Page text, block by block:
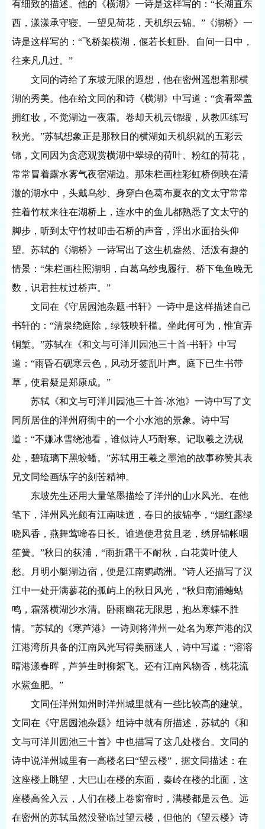
有细致的描述。他的《横湖》一诗是这样写的：“长湖直东
西，漾漾承守寝。一望见荷花，天机织云锦。”《湖桥》一
诗是这样写的：“飞桥架横湖，偃若长虹卧。自问一日中，
往来凡几过。”
文同的诗给了东坡无限的遐想，他在密州遥想着那横
湖的秀美。他在给文同的和诗《横湖》中写道： “贪看翠盖
拥红妆，不觉湖边一夜霜。卷却天机云锦缎，从教匹练写
秋光。”苏轼想象正是那秋日的横湖如天机织就的五彩云
锦，文同因为贪恋观赏横湖中翠绿的荷叶、粉红的荷花，
常常冒着露水雾气夜宿湖边。那朱栏画柱彩虹桥倒映在清
澈的湖水中，头戴乌纱、身穿白色葛布夏衣的文太守常常
拄着竹杖来往在湖桥上，连水中的鱼儿都熟悉了文太守的
脚步，听到太守竹杖叩击石桥的声音，浮出水面抬头仰
望。苏轼的《湖桥》一诗写出了这生机盎然、活泼有趣的
情景：“朱栏画柱照湖明，白葛乌纱曳履行。桥下龟鱼晚无
数，识君拄杖过桥声。”
文同在《守居园池杂题·书轩》一诗中是这样描述自己
书轩的：“清泉绕庭除，绿筱映轩槛。坐此何可为，惟宜弄
铜椠。”苏轼在《和文与可洋川园池三十首·书轩》中写
道：“雨昏石砚寒云色，风动牙签乱叶声。庭下已生书带
草，使君疑是郑康成。”
苏轼《和文与可洋川园池三十首·冰池》一诗中写了文
同所居住的洋州府衙中的一个小水池的景象。诗中写
道：“不嫌冰雪绕池看，谁似诗人巧耐寒。记取羲之洗砚
处，碧琉璃下黑蛟蟠。”苏轼用王羲之墨池的故事称赞其表
兄文同绘画练字的刻苦精神。
东坡先生还用大量笔墨描绘了洋州的山水风光。在他
笔下，洋州风光颇有江南味道，春日的披锦亭， “烟红露绿
晓风香，燕舞莺啼春日长。谁道使君贫且老，绣屏锦帐咽
笙簧。”秋日的荻浦，“雨折霜干不耐秋，白花黄叶使人
愁。月明小艇湖边宿，便是江南鹦鹉洲。”诗人还描写了汉
江中一处开满蓼花的孤屿上的秋日风光，“秋归南浦蟪蛄
鸣，霜落横湖沙水清。卧雨幽花无限思，抱丛寒蝶不胜
情。”苏轼的《寒芦港》一诗则将洋州一处名为寒芦港的汉
江港湾所具备的江南风光写得美丽迷人，诗中写道：“溶溶
晴港漾春晖，芦笋生时柳絮飞。还有江南风物否，桃花流
水鮆鱼肥。”
文同任洋州知州时洋州城里就有一些比较高的建筑。
文同在《守居园池杂题》组诗中就有所描述，苏轼的《和
文与可洋川园池三十首》中也描写了这几处楼台。文同的
诗中说洋州城里有一高楼名曰“望云楼”，据文同描述：在
这座楼上眺望，大巴山在楼的东面，秦岭在楼的北面，这
座楼高耸入云，人们在楼上卷窗帘时，满楼都是云色。远
在密州的苏轼虽然没登临过望云楼，但他的《望云楼》诗